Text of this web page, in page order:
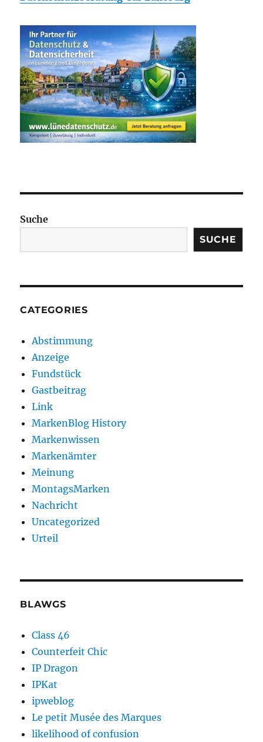
Suche
SUCHE
CATEGORIES
Abstimmung
Anzeige
Fundstück
Gastbeitrag
Link
MarkenBlog History
Markenwissen
Markenämter
Meinung
MontagsMarken
Nachricht
Uncategorized
Urteil
BLAWGS
Class 46
Counterfeit Chic
IP Dragon
IPKat
ipweblog
Le petit Musée des Marques
likelihood of confusion